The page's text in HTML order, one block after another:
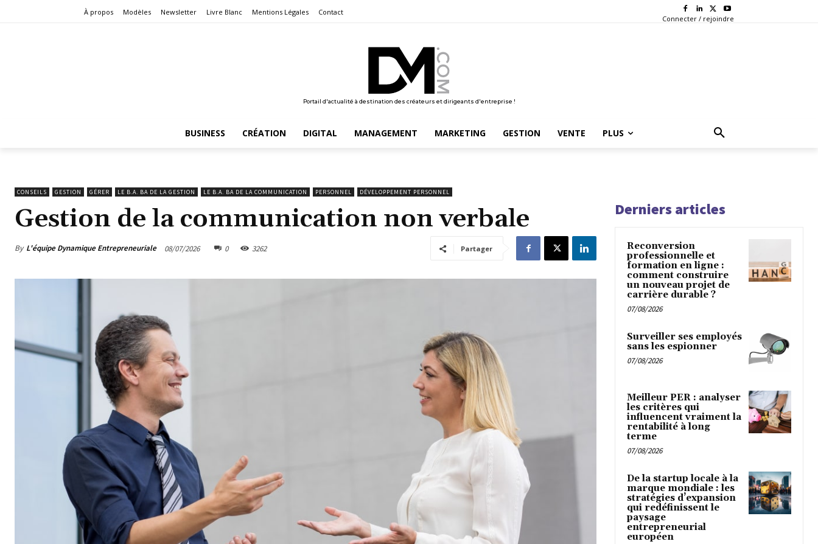
À propos Modèles Newsletter Livre Blanc Mentions Légales Contact
Connecter / rejoindre
Portail d'actualité à destination des créateurs et dirigeants d'entreprise !
BUSINESS CRÉATION DIGITAL MANAGEMENT MARKETING GESTION VENTE PLUS
CONSEILS GESTION GÉRER LE B.A. BA DE LA GESTION LE B.A. BA DE LA COMMUNICATION PERSONNEL DÉVELOPPEMENT PERSONNEL
Gestion de la communication non verbale
By L'équipe Dynamique Entrepreneuriale 08/07/2026 0 3262 Partager
Derniers articles
Reconversion
professionnelle et
formation en ligne :
comment construire
un nouveau projet de
carrière durable ?
07/08/2026
Surveiller ses employés
sans les espionner
07/08/2026
Meilleur PER : analyser
les critères qui
influencent vraiment la
rentabilité à long
terme
07/08/2026
De la startup locale à la
marque mondiale : les
stratégies d’expansion
qui redéfinissent le
paysage
entrepreneurial
européen